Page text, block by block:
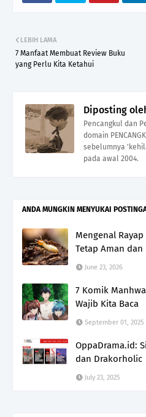
LEBIH LAMA
7 Manfaat Membuat Review Buku
yang Perlu Kita Ketahui
Diposting
Pencangkul dan
domain
sebelumnya
pada awal 2004.
ANDA MUNGKIN MENYUKAI
Mengenal
Tetap Aman dan
June 23, 2026
7 Komik
Wajib Kita Baca
September 01, 2025
OppaDrama.id:
dan Drakorholic
July 23, 2025